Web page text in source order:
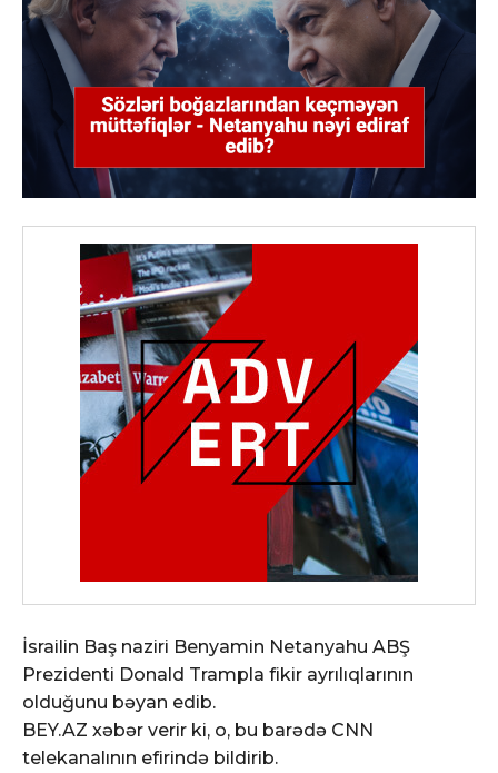
İsrailin Baş naziri Benyamin Netanyahu ABŞ
Prezidenti Donald Trampla fikir ayrılıqlarının
olduğunu bəyan edib.
BEY.AZ xəbər verir ki, o, bu barədə CNN
telekanalının efirində bildirib.